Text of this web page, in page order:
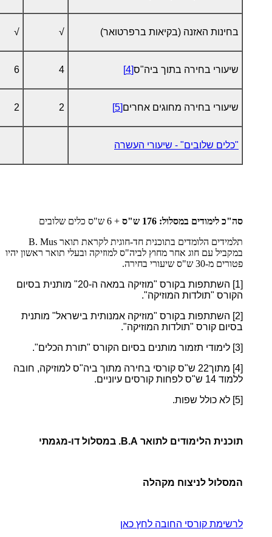
בחינות האזנה (בקיאות ברפרטואר) √
√
שיעורי בחירה בתוך ביה"ס[4]
4
6
שיעורי בחירה מחוגים אחרים[5]
2
2
"כלים שלובים" - שיעורי העשרה
סה"כ לימודים במסלול: 176 ש"ס
+ 6 ש"ס כלים שלובים
תלמידים הלומדים בתוכנית חד-חוגית לקראת תואר B. Mus
במקביל עם חוג אחר מחוץ לביה"ס למוזיקה ובעלי תואר ראשון יהיו
פטורים מ-30 ש"ס שיעורי בחירה.
[1]
השתתפות בקורס "מוזיקה במאה ה-20" מותנית בסיום
הקורס "תולדות המוזיקה".
[2]
השתתפות בקורס "מוזיקה אמנותית בישראל" מותנית
בסיום קורס "תולדות המוזיקה".
[3]
לימודי תזמור מותנים בסיום הקורס "תורת הכלים".
[4]
מתוך22
ש"ס קורסי בחירה מתוך ביה"ס למוזיקה, חובה
ללמוד 14 ש"ס לפחות קורסים עיוניים.
[5]
לא כולל שפות.
תוכנית הלימודים לתואר B.A. במסלול דו-מגמתי
המסלול לניצוח מקהלה
לרשימת קורסי החובה לחץ כאן